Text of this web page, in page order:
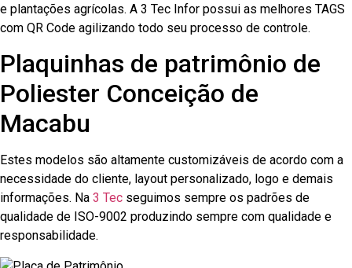
e plantações agrícolas. A 3 Tec Infor possui as melhores TAGS
com QR Code agilizando todo seu processo de controle.
Plaquinhas de patrimônio de
Poliester Conceição de
Macabu
Estes modelos são altamente customizáveis de acordo com a
necessidade do cliente, layout personalizado, logo e demais
informações. Na 3 Tec seguimos sempre os padrões de
qualidade de ISO-9002 produzindo sempre com qualidade e
responsabilidade.